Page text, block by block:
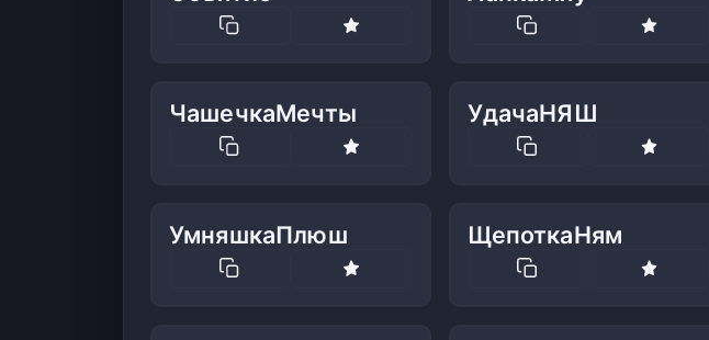
ЧашечкаМечты УдачаНЯШ
УмняшкаПлюш ЩепоткаНям